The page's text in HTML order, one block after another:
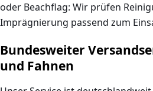
oder Beachflag: Wir prüfen
Imprägnierung passend zum
Bundesweiter
und Fahnen